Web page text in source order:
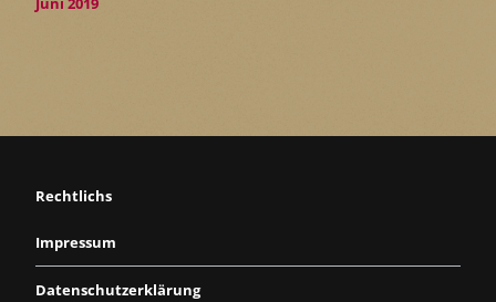
Rechtlichs
Impressum
Datenschutzerklärung